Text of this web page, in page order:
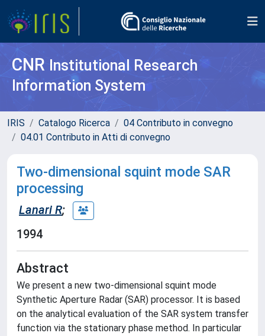
CNR Institutional Research
Information System
IRIS Catalogo Ricerca
04 Contributo in convegno
04.01 Contributo in Atti di convegno
Two-dimensional squint mode SAR
processing
Lanari R;
1994
Abstract
We present a new two-dimensional squint mode
Synthetic Aperture Radar (SAR) processor. It is based
on the analytical evaluation of the SAR system transfer
function via the stationary phase method. In particular